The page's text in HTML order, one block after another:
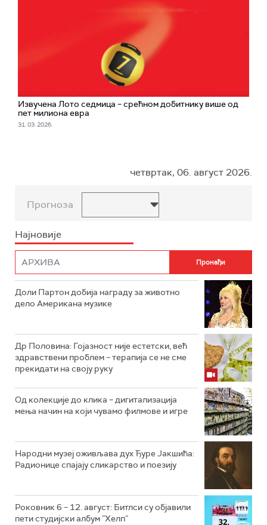
Извучена Лото седмица – срећном добитнику више од
пет милиона евра
31. 03. 2026.
четвртак, 06. август 2026.
Прогноза
Најновије
Доли Партон добија награду за животно
дело Американа музике
Др Половина: Гојазност није естетски, већ
здравствени проблем – терапија се не сме
прекидати на своју руку
Од колекције до клика – дигитализација
мења начин на који чувамо филмове и игре
Народни музеј оживљава дух Ђуре Јакшића:
Радионице спајају сликарство и поезију
Роковник 6 – 12. август: Битлси су објавили
пети студијски албум ”Хелп”